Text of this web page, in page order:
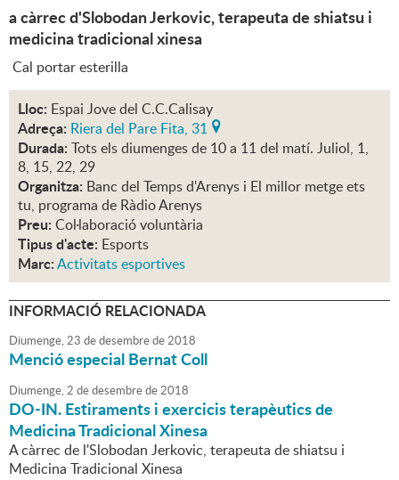
a càrrec d'Slobodan Jerkovic, terapeuta de shiatsu i
medicina tradicional xinesa
Cal portar esterilla
Lloc: Espai Jove del C.C.Calisay
Adreça: Riera del Pare Fita, 31
Durada: Tots els diumenges de 10 a 11 del matí. Juliol, 1,
8, 15, 22, 29
Organitza: Banc del Temps d'Arenys i El millor metge ets
tu, programa de Ràdio Arenys
Preu: Col·laboració voluntària
Tipus d'acte: Esports
Marc:Activitats esportives
INFORMACIÓ RELACIONADA
Diumenge,23 dedesembrede2018
Menció especial Bernat Coll
Diumenge,2 dedesembrede2018
DO-IN. Estiraments i exercicis terapèutics de
Medicina Tradicional Xinesa
A càrrec de l'Slobodan Jerkovic, terapeuta de shiatsu i
Medicina Tradicional Xinesa